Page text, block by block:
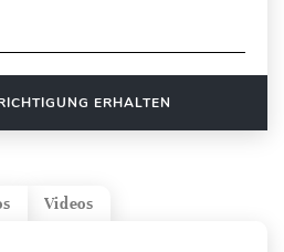
ERHALTEN
Videos